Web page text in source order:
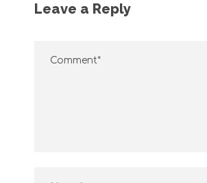
Leave a Reply